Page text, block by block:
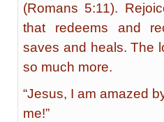
(Romans 5:11).
that redeems and
saves and heals. The
so much more.
“Jesus, I am amazed
me!”